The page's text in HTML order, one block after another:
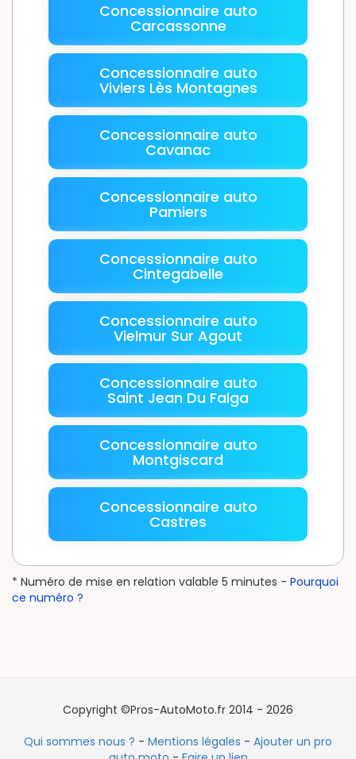
Concessionnaire auto
Carcassonne
Concessionnaire auto
Viviers Lès Montagnes
Concessionnaire auto
Cavanac
Concessionnaire auto
Pamiers
Concessionnaire auto
Cintegabelle
Concessionnaire auto
Vielmur Sur Agout
Concessionnaire auto
Saint Jean Du Falga
Concessionnaire auto
Montgiscard
Concessionnaire auto
Castres
* Numéro de mise en relation valable 5 minutes - Pourquoi
ce numéro ?
Copyright ©Pros-AutoMoto.fr 2014 - 2026
Qui sommes nous ? - Mentions légales - Ajouter un pro